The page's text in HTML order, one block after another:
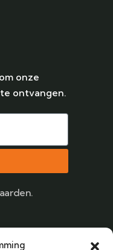
onze
ontvangen.